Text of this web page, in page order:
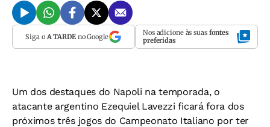
Siga o A TARDEno Google Nos adicione às suas fontes
preferidas
Um dos destaques do Napoli na temporada, o
atacante argentino Ezequiel Lavezzi ficará fora dos
próximos três jogos do Campeonato Italiano por ter